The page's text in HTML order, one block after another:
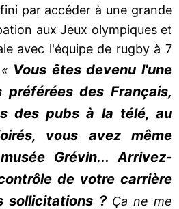
par accéder à une grande
aux Jeux olympiques et
avec l'équipe de rugby à 7
« Vous êtes devenu l'une
préférées des Français,
des pubs à la télé, au
vous avez même
Grévin... Arrivez-
de votre carrière
sollicitations ?Ça ne me